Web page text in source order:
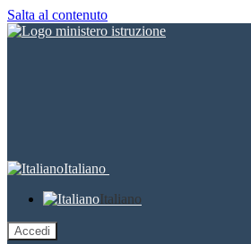
Salta al contenuto
Italiano
Italiano
Accedi